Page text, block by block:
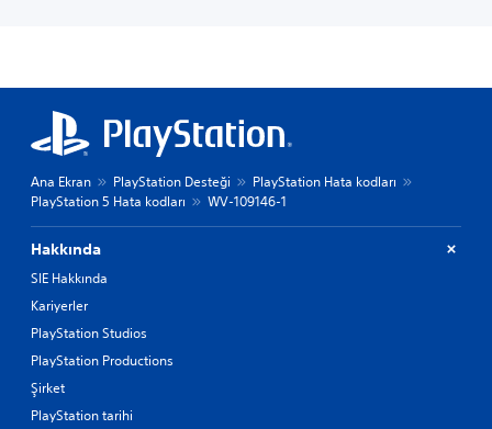
Ana Ekran PlayStation Desteği
PlayStation Hata kodları
PlayStation 5 Hata kodları
WV-109146-1
Hakkında
SIE Hakkında
Kariyerler
PlayStation Studios
PlayStation Productions
Şirket
PlayStation tarihi